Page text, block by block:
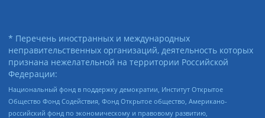
* Перечень иностранных и международных
неправительственных организаций, деятельность которых
признана нежелательной на территории Российской
Федерации:
Национальный фонд в поддержку демократии, Институт Открытое
Общество Фонд Содействия, Фонд Открытое общество, Американо-
российский фонд по экономическому и правовому развитию,